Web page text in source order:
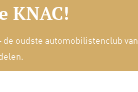
KNAC!
de oudste automobilistenclub van